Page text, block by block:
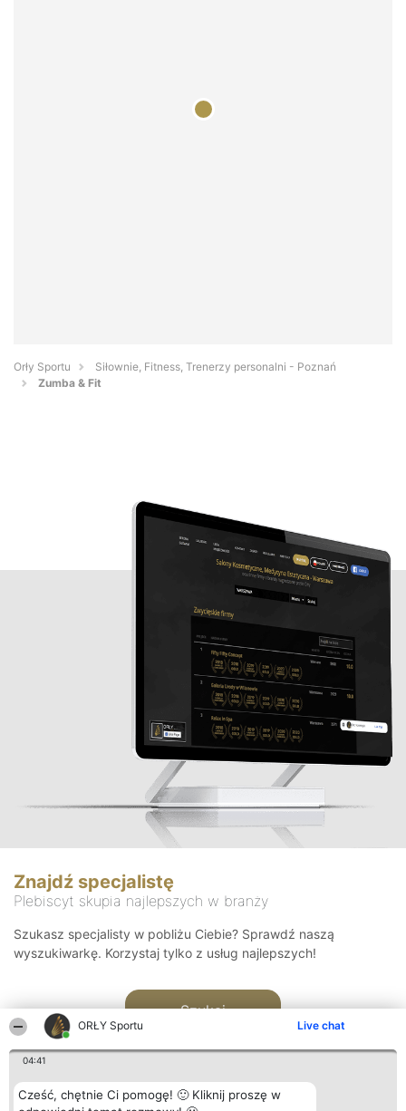
ORŁY Sportu Live chat
04:41
Cześć, chętnie Ci pomogę! 🙂 Kliknij proszę w
Orły Sportu
Siłownie, Fitness, Trenerzy personalni - Poznań
Zumba & Fit
Znajdź specjalistę
Plebiscyt skupia najlepszych w branży
Szukasz specjalisty w pobliżu Ciebie? Sprawdź naszą
wyszukiwarkę. Korzystaj tylko z usług najlepszych!
Szukaj